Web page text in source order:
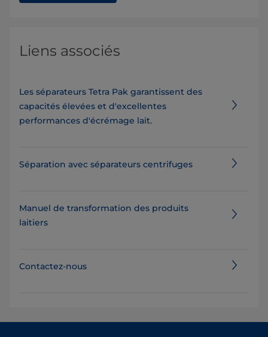
Liens associés
Les séparateurs Tetra Pak garantissent des
capacités élevées et d'excellentes
performances d'écrémage lait.
Séparation avec séparateurs centrifuges
Manuel de transformation des produits
laitiers
Contactez-nous